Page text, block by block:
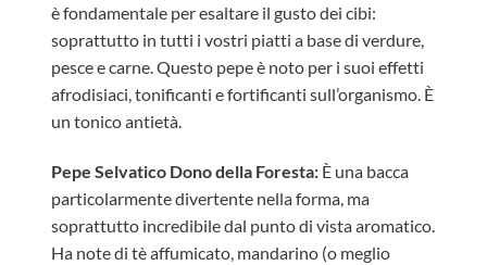
è fondamentale per esaltare il gusto dei cibi:
soprattutto in tutti i vostri piatti a base di verdure,
pesce e carne. Questo pepe è noto per i suoi effetti
afrodisiaci, tonificanti e fortificanti sull’organismo. È
un tonico antietà.
Pepe Selvatico Dono della Foresta:È una bacca
particolarmente divertente nella forma, ma
soprattutto incredibile dal punto di vista aromatico.
Ha note di tè affumicato, mandarino (o meglio